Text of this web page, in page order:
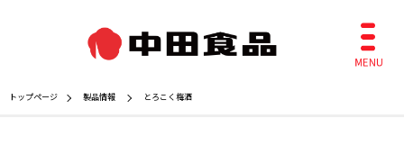
トップページ 製品情報 とろこく梅酒